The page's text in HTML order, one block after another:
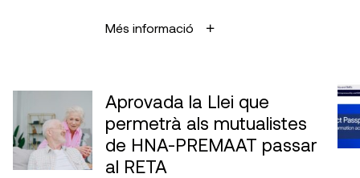
Més informació
Aprovada la Llei que
permetrà als mutualistes
de HNA-PREMAAT passar
al RETA